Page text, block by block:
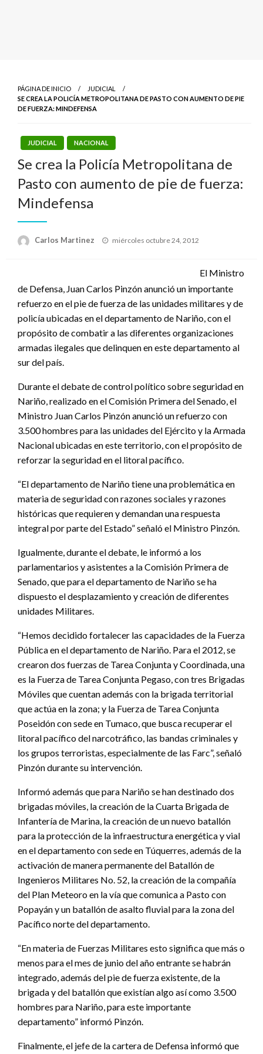
PÁGINA DE INICIO
JUDICIAL
SE CREA LA POLICÍA METROPOLITANA DE PASTO CON AUMENTO DE PIE
DE FUERZA: MINDEFENSA
JUDICIAL NACIONAL
Se crea la Policía Metropolitana de
Pasto con aumento de pie de fuerza:
Mindefensa
Carlos Martinez
Publicado
miércoles octubre 24, 2012
El Ministro
de Defensa, Juan Carlos Pinzón anunció un importante
refuerzo en el pie de fuerza de las unidades militares y de
policía ubicadas en el departamento de Nariño, con el
propósito de combatir a las diferentes organizaciones
armadas ilegales que delinquen en este departamento al
sur del país.
Durante el debate de control político sobre seguridad en
Nariño, realizado en el Comisión Primera del Senado, el
Ministro Juan Carlos Pinzón anunció un refuerzo con
3.500 hombres para las unidades del Ejército y la Armada
Nacional ubicadas en este territorio, con el propósito de
reforzar la seguridad en el litoral pacífico.
“El departamento de Nariño tiene una problemática en
materia de seguridad con razones sociales y razones
históricas que requieren y demandan una respuesta
integral por parte del Estado” señaló el Ministro Pinzón.
Igualmente, durante el debate, le informó a los
parlamentarios y asistentes a la Comisión Primera de
Senado, que para el departamento de Nariño se ha
dispuesto el desplazamiento y creación de diferentes
unidades Militares.
“Hemos decidido fortalecer las capacidades de la Fuerza
Pública en el departamento de Nariño. Para el 2012, se
crearon dos fuerzas de Tarea Conjunta y Coordinada, una
es la Fuerza de Tarea Conjunta Pegaso, con tres Brigadas
Móviles que cuentan además con la brigada territorial
que actúa en la zona; y la Fuerza de Tarea Conjunta
Poseidón con sede en Tumaco, que busca recuperar el
litoral pacífico del narcotráfico, las bandas criminales y
los grupos terroristas, especialmente de las Farc”, señaló
Pinzón durante su intervención.
Informó además que para Nariño se han destinado dos
brigadas móviles, la creación de la Cuarta Brigada de
Infantería de Marina, la creación de un nuevo batallón
para la protección de la infraestructura energética y vial
en el departamento con sede en Túquerres, además de la
activación de manera permanente del Batallón de
Ingenieros Militares No. 52, la creación de la compañía
del Plan Meteoro en la vía que comunica a Pasto con
Popayán y un batallón de asalto fluvial para la zona del
Pacífico norte del departamento.
“En materia de Fuerzas Militares esto significa que más o
menos para el mes de junio del año entrante se habrán
integrado, además del pie de fuerza existente, de la
brigada y del batallón que existían algo así como 3.500
hombres para Nariño, para este importante
departamento” informó Pinzón.
Finalmente, el jefe de la cartera de Defensa informó que